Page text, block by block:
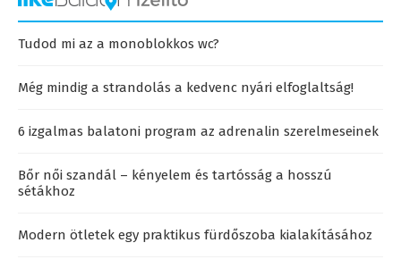
Tudod mi az a monoblokkos wc?
Még mindig a strandolás a kedvenc nyári elfoglaltság!
6 izgalmas balatoni program az adrenalin szerelmeseinek
Bőr női szandál – kényelem és tartósság a hosszú
sétákhoz
Modern ötletek egy praktikus fürdőszoba kialakításához